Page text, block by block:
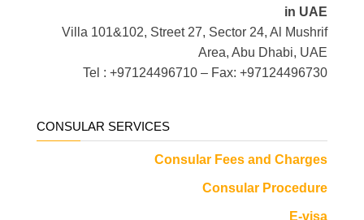
in UAE
Villa 101&102, Street 27, Sector 24, Al Mushrif
Area, Abu Dhabi, UAE
Tel : +97124496710 – Fax: +97124496730
CONSULAR SERVICES
Consular Fees and Charges
Consular Procedure
E-visa